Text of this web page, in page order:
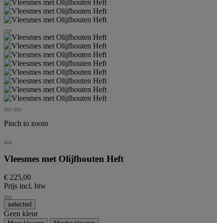
Pinch to zoom
Vleesmes met Olijfhouten Heft
€ 225,00
Prijs incl. btw
selected
Geen kleur